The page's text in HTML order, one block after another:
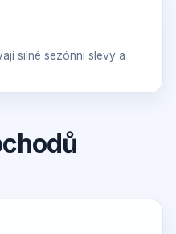
silné sezónní slevy a